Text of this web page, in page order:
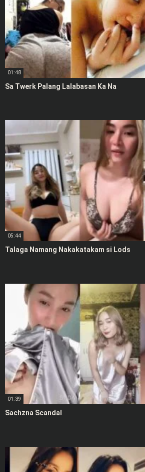
01:48
Sa Twerk Palang Lalabasan Ka Na
05:44
Talaga Namang Nakakatakam si Lods
01:39
Sachzna Scandal